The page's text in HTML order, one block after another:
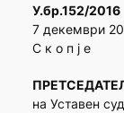
У.бр.152/2016
7 декември
С к о п ј е
на Уставен